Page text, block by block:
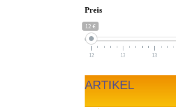
Preis
12 €
12 13 13
ARTIKEL